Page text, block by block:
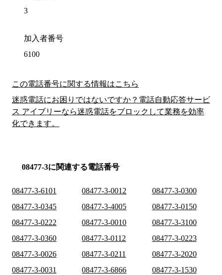
3
加入者番号
6100
この電話番号に関する情報はこちら
迷惑電話にお困りではないですか？電話自動応答サービ
ス アイブリーなら迷惑電話をブロックして業務を効率
化できます。
08477-3に関連する電話番号
08477-3-6101 08477-3-0012
08477-3-0300
08477-3-0345
08477-3-4005
08477-3-0150
08477-3-0222
08477-3-0010
08477-3-3100
08477-3-0360
08477-3-0112
08477-3-0223
08477-3-0026
08477-3-0211
08477-3-2020
08477-3-0031
08477-3-6866
08477-3-1530